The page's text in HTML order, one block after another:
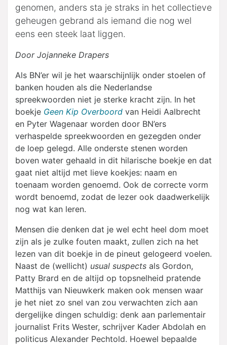
genomen, anders sta je straks in het collectieve
geheugen gebrand als iemand die nog wel
eens een steek laat liggen.
Door Jojanneke Drapers
Als BN’er wil je het waarschijnlijk onder stoelen of
banken houden als die Nederlandse
spreekwoorden niet je sterke kracht zijn. In het
boekje Geen Kip Overboord van Heidi Aalbrecht
en Pyter Wagenaar worden door BN’ers
verhaspelde spreekwoorden en gezegden onder
de loep gelegd. Alle onderste stenen worden
boven water gehaald in dit hilarische boekje en dat
gaat niet altijd met lieve koekjes: naam en
toenaam worden genoemd. Ook de correcte vorm
wordt benoemd, zodat de lezer ook daadwerkelijk
nog wat kan leren.
Mensen die denken dat je wel echt heel dom moet
zijn als je zulke fouten maakt, zullen zich na het
lezen van dit boekje in de pineut gelogeerd voelen.
Naast de (wellicht) usual suspects als Gordon,
Patty Brard en de altijd op topsnelheid pratende
Matthijs van Nieuwkerk maken ook mensen waar
je het niet zo snel van zou verwachten zich aan
dergelijke dingen schuldig: denk aan parlementair
journalist Frits Wester, schrijver Kader Abdolah en
politicus Alexander Pechtold. Hoewel bepaalde